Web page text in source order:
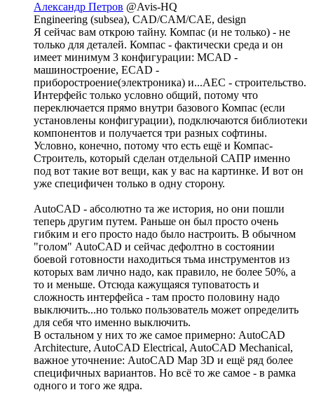
Александр Петров @Avis-HQ
Engineering (subsea), CAD/CAM/CAE, design
Я сейчас вам открою тайну. Компас (и не только) - не
только для деталей. Компас - фактически среда и он
имеет минимум 3 конфигурации: MCAD -
машиностроение, ECAD -
приборостроение(электроника) и...AEC - строительство.
Интерфейс только условно общий, потому что
переключается прямо внутри базового Компас (если
установлены конфигурации), подключаются библиотеки
компонентов и получается три разных софтины.
Условно, конечно, потому что есть ещё и Компас-
Строитель, который сделан отдельной САПР именно
под вот такие вот вещи, как у вас на картинке. И вот он
уже специфичен только в одну сторону.
AutoCAD - абсолютно та же история, но они пошли
теперь другим путем. Раньше он был просто очень
гибким и его просто надо было настроить. В обычном
"голом" AutoCAD и сейчас дефолтно в состоянии
боевой готовности находиться тьма инструментов из
которых вам лично надо, как правило, не более 50%, а
то и меньше. Отсюда кажущаяся туповатость и
сложность интерфейса - там просто половину надо
выключить...но только пользователь может определить
для себя что именно выключить.
В остальном у них то же самое примерно: AutoCAD
Architecture, AutoCAD Electrical, AutoCAD Mechanical,
важное уточнение: AutoCAD Map 3D и ещё ряд более
специфичных вариантов. Но всё то же самое - в рамка
одного и того же ядра.